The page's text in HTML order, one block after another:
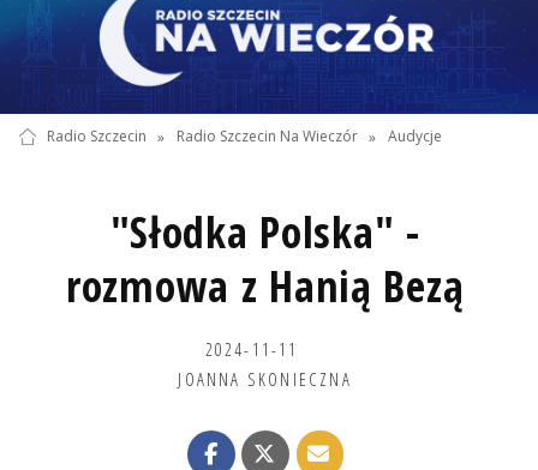
Radio Szczecin » Radio Szczecin Na Wieczór » Audycje
"Słodka Polska" -
rozmowa z Hanią Bezą
2024-11-11
JOANNA SKONIECZNA